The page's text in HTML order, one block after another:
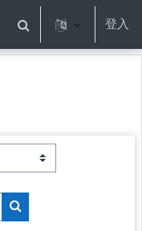
切換搜尋輸入框 登入
搜尋課程